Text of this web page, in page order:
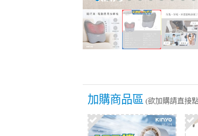
加購商品區 (欲加購請直接